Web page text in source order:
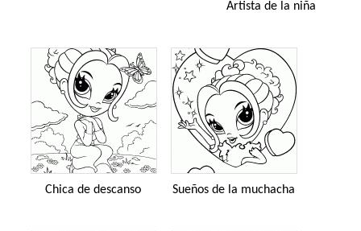
Artista de la niña
Chica de descanso Sueños de la muchacha